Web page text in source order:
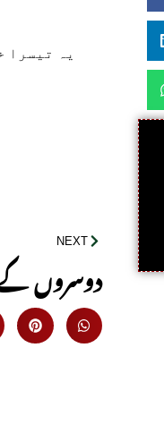
یہ تیسرا
NEXT
:دوسروں